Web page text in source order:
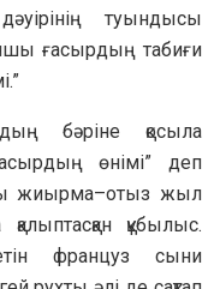
туындысы
ғасырдың табиғи
бәріне қосыла
өнімі” деп
жиырма–отыз жыл
құбылыс.
француз сыни